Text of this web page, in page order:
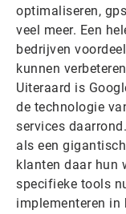
optimaliseren,
veel meer. Een
bedrijven
kunnen
Uiteraard is
de technologie
services
als een
klanten daar hun
specifieke tools
implementeren in